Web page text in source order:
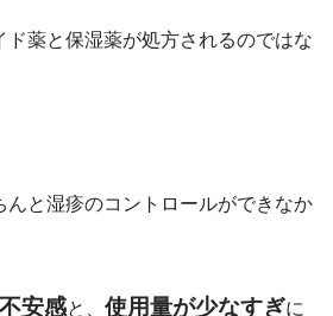
ド薬と保湿薬が処方されるのではな
んと湿疹のコントロールができなか
安感と 使用量が少なすぎに